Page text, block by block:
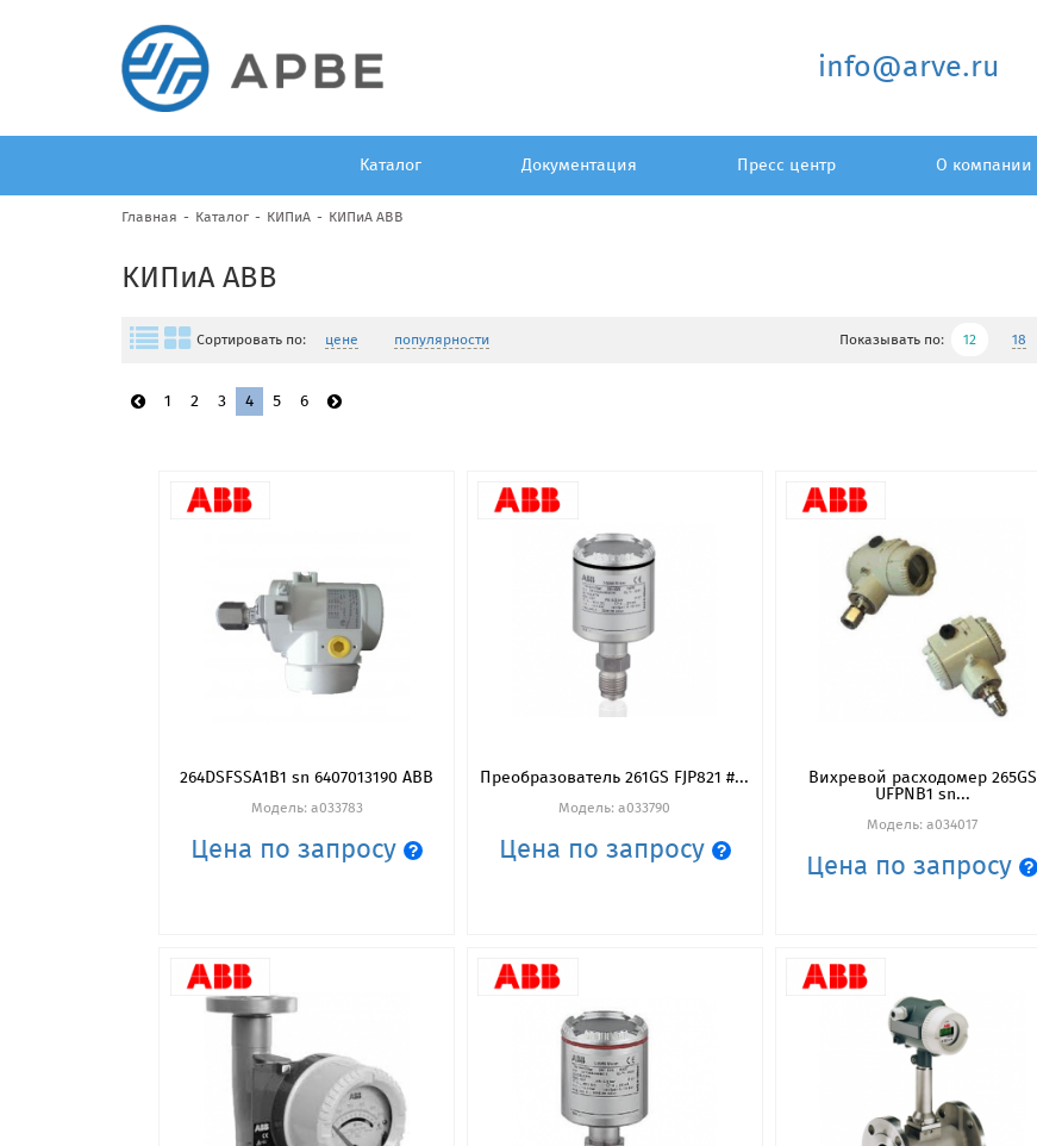
info@arve.ru
Каталог Документация Пресс центр О компании
Главная Каталог КИПиА КИПиА ABB
КИПиА ABB
Сортировать по: цене популярности Показывать по: 12 18
1 2 3 4 5 6
264DSFSSA1B1 sn 6407013190 ABB
Модель: a033783
Цена по запросу
Преобразователь 261GS FJP821 #...
Модель: a033790
Цена по запросу
Вихревой расходомер 265GS
UFPNB1 sn...
Модель: a034017
Цена по запросу